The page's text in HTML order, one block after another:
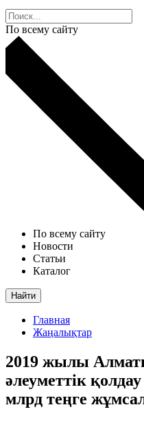
По всему сайту
По всему сайту
Новости
Статьи
Каталог
Найти
Главная
Жаңалықтар
2019 жылы
әлеуметтік
млрд теңге